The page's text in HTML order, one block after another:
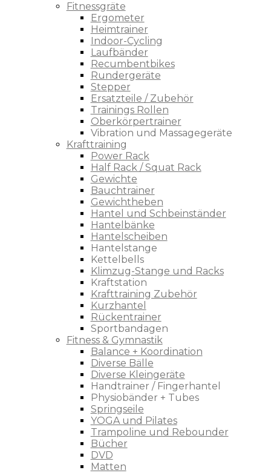
Fitnessgräte
Ergometer
Heimtrainer
Indoor-Cycling
Laufbänder
Recumbentbikes
Rundergeräte
Stepper
Ersatzteile / Zubehör
Trainings Rollen
Oberkörpertrainer
Vibration und Massagegeräte
Krafttraining
Power Rack
Half Rack / Squat Rack
Gewichte
Bauchtrainer
Gewichtheben
Hantel und Schbeinständer
Hantelbänke
Hantelscheiben
Hantelstange
Kettelbells
Klimzug-Stange und Racks
Kraftstation
Krafttraining Zubehör
Kurzhantel
Rückentrainer
Sportbandagen
Fitness & Gymnastik
Balance + Koordination
Diverse Bälle
Diverse Kleingeräte
Handtrainer / Fingerhantel
Physiobänder + Tubes
Springseile
YOGA und Pilates
Trampoline und Rebounder
Bücher
DVD
Matten